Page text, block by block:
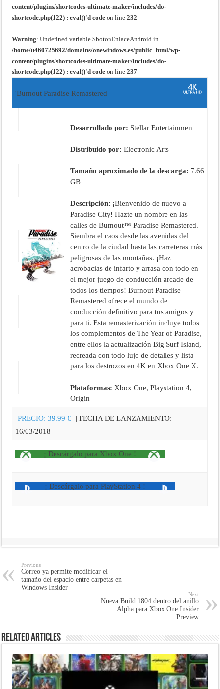
content/plugins/shortcodes-ultimate-maker/includes/do-
shortcode.php(122) : eval()'d code on line232
Warning: Undefined variable $botonEnlaceAndroid in
/home/u460725692/domains/onewindows.es/public_html/wp-
content/plugins/shortcodes-ultimate-maker/includes/do-
shortcode.php(122) : eval()'d code on line237
'Burnout Paradise Remastered
Desarrollado por: Stellar Entertainment
Distribuido por: Electronic Arts
Tamaño aproximado de la descarga: 7.66
GB
Descripción: ¡Bienvenido de nuevo a
Paradise City! Hazte un nombre en las
calles de Burnout™ Paradise Remastered.
Siembra el caos desde las avenidas del
centro de la ciudad hasta las carreteras más
peligrosas de las montañas. ¡Haz
acrobacias de infarto y arrasa con todo en
el mejor juego de conducción arcade de
todos los tiempos! Burnout Paradise
Remastered ofrece el mundo de
conducción definitivo para tus amigos y
para ti. Esta remasterización incluye todos
los complementos de The Year of Paradise,
entre ellos la actualización Big Surf Island,
recreada con todo lujo de detalles y lista
para los destrozos en 4K en Xbox One X.
Plataformas: Xbox One, Playstation 4,
Origin
PRECIO:39.99 €
| FECHA DE LANZAMIENTO:
16/03/2018
¡ Descárgalo para Xbox One !
¡ Descárgalo para PlayStation 4 !
Previous
Correo ya permite modificar el
tamaño del espacio entre carpetas en
Windows Insider
Next
Nueva Build 1804 dentro del anillo
Alpha para Xbox One Insider
Preview
Related Articles